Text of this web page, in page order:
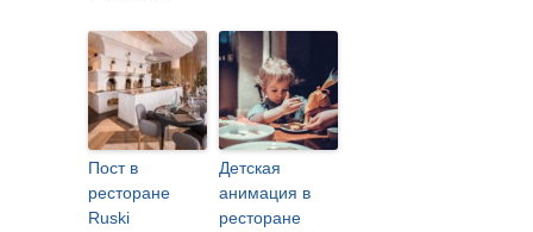
Пост в
ресторане
Ruski
Детская
анимация в
ресторане